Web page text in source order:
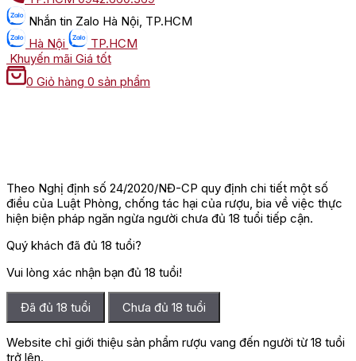
Nhắn tin Zalo Hà Nội, TP.HCM
Hà Nội
TP.HCM
Khuyến mãi Giá tốt
0 Giỏ hàng 0 sản phẩm
Theo Nghị định số 24/2020/NĐ-CP quy định chi tiết một số
điều của Luật Phòng, chống tác hại của rượu, bia về việc thực
hiện biện pháp ngăn ngừa người chưa đủ 18 tuổi tiếp cận.
Quý khách đã đủ 18 tuổi?
Vui lòng xác nhận bạn đủ 18 tuổi!
Đã đủ 18 tuổi Chưa đủ 18 tuổi
Website chỉ giới thiệu sản phẩm rượu vang đến người từ 18 tuổi
trở lên.